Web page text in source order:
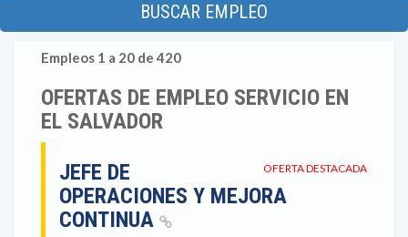
BUSCAR EMPLEO
Empleos 1 a 20 de 420
OFERTAS DE EMPLEO SERVICIO EN
EL SALVADOR
OFERTA DESTACADA
JEFE DE
OPERACIONES Y MEJORA
CONTINUA